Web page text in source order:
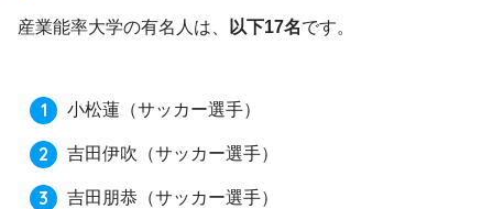
産業能率大学の有名人は、 以下17名です。
小松蓮（サッカー選手）
吉田伊吹（サッカー選手）
吉田朋恭（サッカー選手）